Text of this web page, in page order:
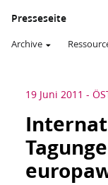
Presseseite
Archive
19 Juni 2011 -